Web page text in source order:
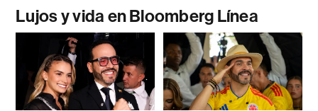
Lujos y vida en Bloomberg Línea